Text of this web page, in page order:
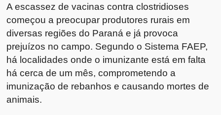
A escassez de vacinas contra clostridioses
começou a preocupar produtores rurais em
diversas regiões do Paraná e já provoca
prejuízos no campo. Segundo o Sistema FAEP,
há localidades onde o imunizante está em falta
há cerca de um mês, comprometendo a
imunização de rebanhos e causando mortes de
animais.